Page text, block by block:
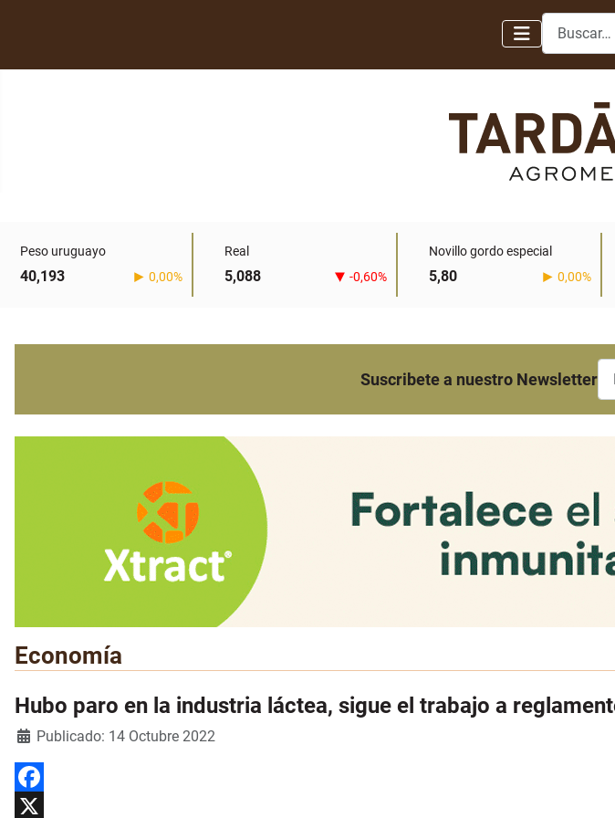
Buscar
Peso uruguayo
40,193 0,00%
Real
5,088 -0,60%
Novillo gordo especial
5,80 0,00%
Suscribete a nuestro Newsletter
Economía
Hubo paro en la industria láctea, sigue el trabajo a
DetallesPublicado: 14 Octubre 2022
Facebook